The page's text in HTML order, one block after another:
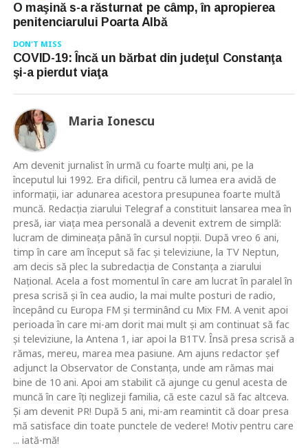
O maşină s-a răsturnat pe câmp, în apropierea
penitenciarului Poarta Albă
DON'T MISS
COVID-19: Încă un bărbat din judeţul Constanţa
şi-a pierdut viaţa
Maria Ionescu
Am devenit jurnalist în urmă cu foarte mulţi ani, pe la
începutul lui 1992. Era dificil, pentru că lumea era avidă de
informaţii, iar adunarea acestora presupunea foarte multă
muncă. Redacţia ziarului Telegraf a constituit lansarea mea în
presă, iar viaţa mea personală a devenit extrem de simplă:
lucram de dimineaţa până în cursul nopţii. După vreo 6 ani,
timp în care am început să fac şi televiziune, la TV Neptun,
am decis să plec la subredacţia de Constanţa a ziarului
Naţional. Acela a fost momentul în care am lucrat în paralel în
presa scrisă şi în cea audio, la mai multe posturi de radio,
începând cu Europa FM şi terminând cu Mix FM. A venit apoi
perioada în care mi-am dorit mai mult şi am continuat să fac
şi televiziune, la Antena 1, iar apoi la B1TV. Însă presa scrisă a
rămas, mereu, marea mea pasiune. Am ajuns redactor şef
adjunct la Observator de Constanţa, unde am rămas mai
bine de 10 ani. Apoi am stabilit că ajunge cu genul acesta de
muncă în care îţi neglizeji familia, că este cazul să fac altceva.
Şi am devenit PR! După 5 ani, mi-am reamintit că doar presa
mă satisface din toate punctele de vedere! Motiv pentru care
... iată-mă!